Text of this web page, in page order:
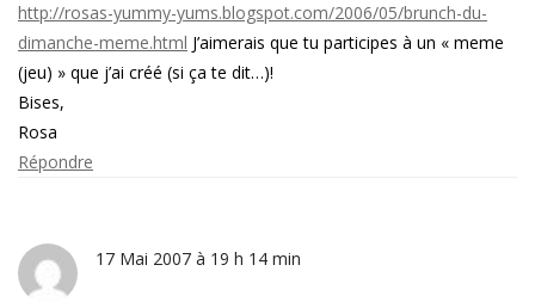
http://rosas-yummy-yums.blogspot.com/2006/05/brunch-du-
dimanche-meme.html J’aimerais que tu participes à un « meme
(jeu) » que j’ai créé (si ça te dit…)!
Bises,
Rosa
Répondre
17 Mai 2007 à 19 h 14 min